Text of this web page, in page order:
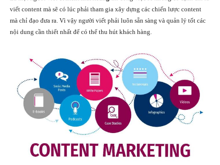
viết content mà sẽ có lúc phải tham gia xây dựng các chiến lược content
mà chỉ đạo đưa ra. Vì vậy người viết phải luôn sẵn sàng và quản lý tốt các
nội dung cần thiết nhất để có thể thu hút khách hàng.